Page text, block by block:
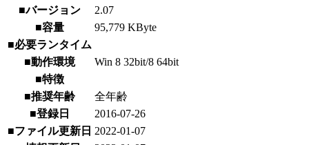
■バージョン
2.07
■容量
95,779 KByte
■必要ランタイム
■動作環境
Win 8 32bit/8 64bit
■特徴
■推奨年齢
全年齢
■登録日
2016-07-26
■ファイル更新日 2022-01-07